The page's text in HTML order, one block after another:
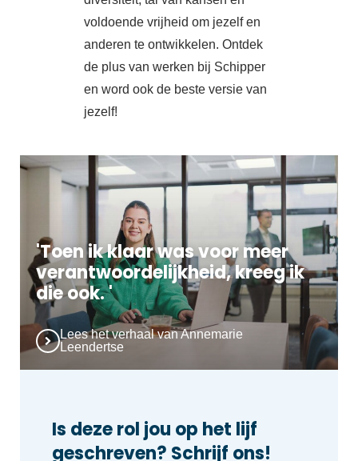
voldoende vrijheid om jezelf en
anderen te ontwikkelen. Ontdek
de plus van werken bij Schipper
en word ook de beste versie van
jezelf!
'Toen ik klaar was voor meer
verantwoordelijkheid, kreeg ik
die ook. '
Lees het verhaal van Annemarie
Leendertse
Is deze rol jou op het lijf
geschreven? Schrijf ons!